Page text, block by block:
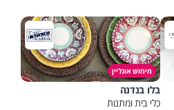
מימוש אונליין
בלו בנדנה
כלי בית ומתנות